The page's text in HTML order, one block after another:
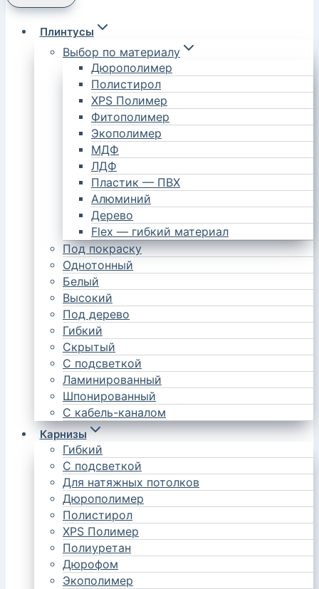
Плинтусы
Выбор по материалу
Дюрополимер
Полистирол
XPS Полимер
Фитополимер
Экополимер
МДФ
ЛДФ
Пластик — ПВХ
Алюминий
Дерево
Flex — гибкий материал
Под покраску
Однотонный
Белый
Высокий
Под дерево
Гибкий
Скрытый
С подсветкой
Ламинированный
Шпонированный
С кабель-каналом
Карнизы
Гибкий
С подсветкой
Для натяжных потолков
Дюрополимер
Полистирол
XPS Полимер
Полиуретан
Дюрофом
Экополимер